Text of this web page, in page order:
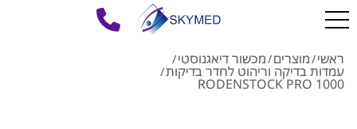
ראשי/מוצרים/מכשור דיאגנוסטי/
עמדות בדיקה וריהוט לחדר בדיקות/
RODENSTOCK PRO 1000